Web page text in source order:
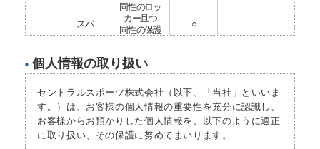
スパ
同性のロッ
カー且つ
同性の保護
○
プール 保護者同伴
プールプ
ログラム
× ○
ウェイト
マシン
× △
■ 個人情報の取り扱い
セントラルスポーツ株式会社（以下、「当社」といいま
す。）は、お客様の個人情報の重要性を充分に認識し、
お客様からお預かりした個人情報を、以下のように適正
に取り扱い、その保護に努めてまいります。